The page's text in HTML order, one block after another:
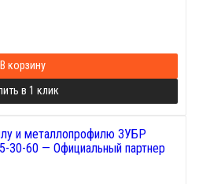
В корзину
в 1 клик